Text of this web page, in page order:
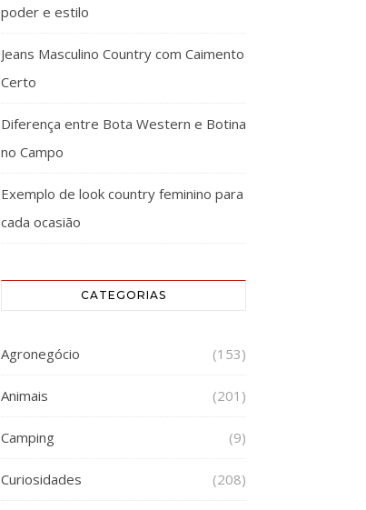
poder e estilo
Jeans Masculino Country com Caimento
Certo
Diferença entre Bota Western e Botina
no Campo
Exemplo de look country feminino para
cada ocasião
CATEGORIAS
Agronegócio (153)
Animais (201)
Camping (9)
Curiosidades (208)